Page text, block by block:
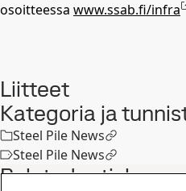
osoitteessa www.ssab.fi/infra
Liitteet
Kategoria ja
Steel Pile News
Steel Pile News
Related articles